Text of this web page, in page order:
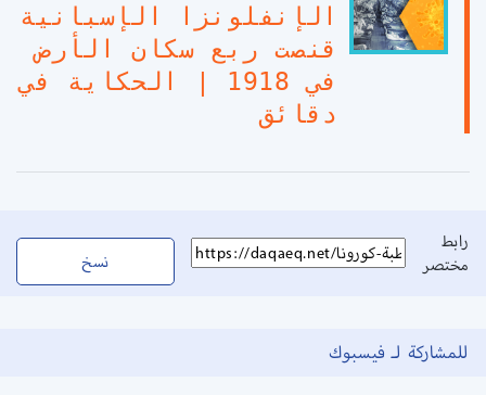
الإنفلونزا الإسبانية
قنصت ربع سكان الأرض
في 1918 | الحكاية في
دقائق
رابط
مختصر
نسخ
للمشاركة لـ فيسبوك